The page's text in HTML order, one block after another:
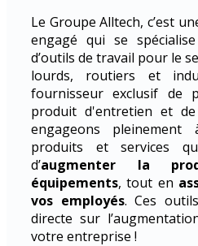
Le Groupe Alltech, c’est
engagé qui se
d’outils de travail pour le
lourds, routiers et
fournisseur exclusif de
produit d'entretien et
engageons
produits et services
d’augmenter la
équipements, tout en
vos employés. Ces
directe sur
votre entreprise !